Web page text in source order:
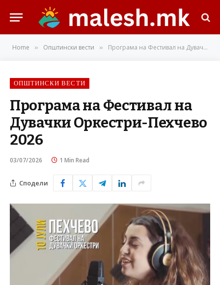
Home » Општински вести » Програма на Фестивал на Дувачки Оркестри-Пехчево 2026
ОПШТИНСКИ ВЕСТИ
Програма на Фестивал на
Дувачки Оркестри-Пехчево
2026
03/07/2026 1 Min Read
Сподели